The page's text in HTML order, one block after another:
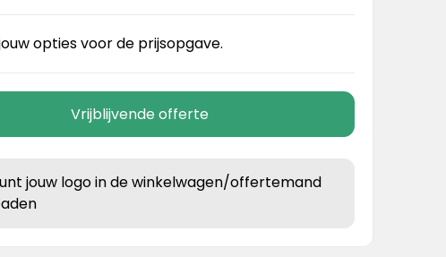
opties voor de prijsopgave.
Vrijblijvende offerte
jouw logo in de winkelwagen/offertemand